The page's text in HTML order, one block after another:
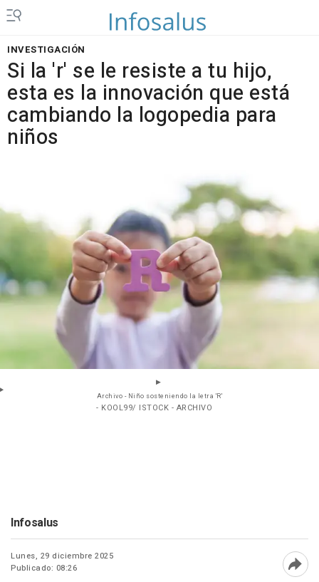
INVESTIGACIÓN
Si la 'r' se le resiste a tu hijo,
esta es la innovación que está
cambiando la logopedia para
niños
Archivo - Niño sosteniendo la letra 'R'
- KOOL99/ ISTOCK - ARCHIVO
Infosalus
Lunes, 29 diciembre 2025
Publicado: 08:26